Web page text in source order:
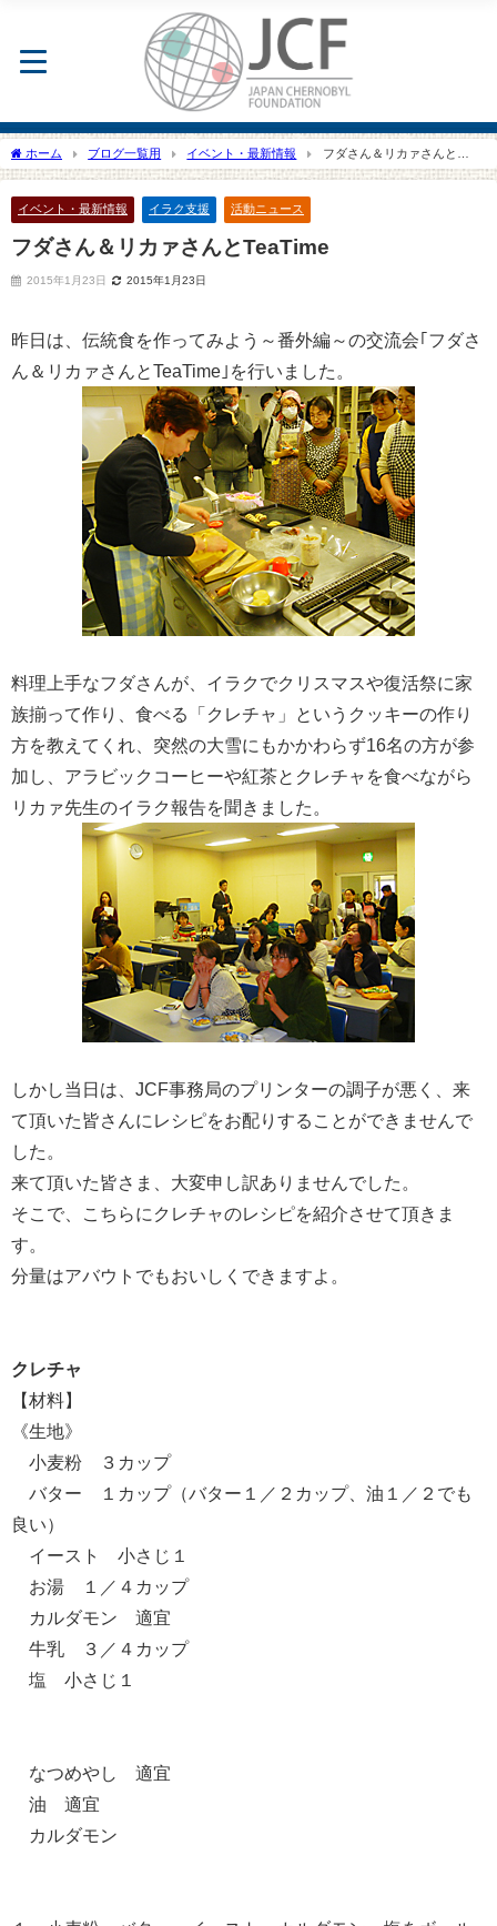
ホーム ブログ一覧用 イベント・最新情報
フダさん＆リカァさんと
TeaTime
イベント・最新情報 イラク支援 活動ニュース
フダさん＆リカァさんとTeaTime
2015年1月23日 2015年1月23日
昨日は、伝統食を作ってみよう～番外編～の交流会｢フダさ
ん＆リカァさんとTeaTime｣を行いました。
料理上手なフダさんが、イラクでクリスマスや復活祭に家
族揃って作り、食べる「クレチャ」というクッキーの作り
方を教えてくれ、突然の大雪にもかかわらず16名の方が参
加し、アラビックコーヒーや紅茶とクレチャを食べながら
リカァ先生のイラク報告を聞きました。
しかし当日は、JCF事務局のプリンターの調子が悪く、来
て頂いた皆さんにレシピをお配りすることができませんで
した。
来て頂いた皆さま、大変申し訳ありませんでした。
そこで、こちらにクレチャのレシピを紹介させて頂きま
す。
分量はアバウトでもおいしくできますよ。
クレチャ
【材料】
《生地》
小麦粉 ３カップ
バター １カップ（バター１／２カップ、油１／２でも
良い）
イースト 小さじ１
お湯 １／４カップ
カルダモン 適宜
牛乳 ３／４カップ
塩 小さじ１
なつめやし 適宜
油 適宜
カルダモン